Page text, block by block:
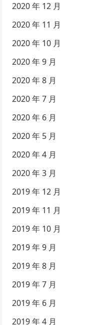
2020 年 12 月
2020 年 11 月
2020 年 10 月
2020 年 9 月
2020 年 8 月
2020 年 7 月
2020 年 6 月
2020 年 5 月
2020 年 4 月
2020 年 3 月
2019 年 12 月
2019 年 11 月
2019 年 10 月
2019 年 9 月
2019 年 8 月
2019 年 7 月
2019 年 6 月
2019 年 4 月